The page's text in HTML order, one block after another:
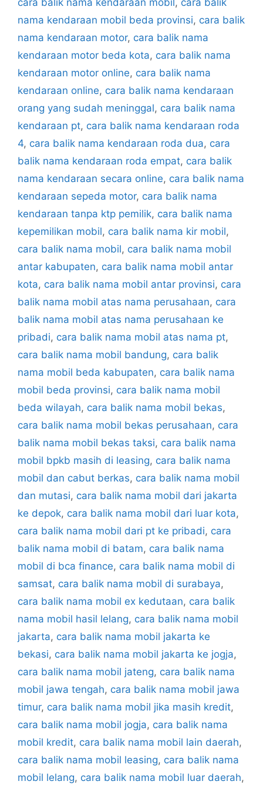
nama kendaraan mobil beda provinsi, cara balik
nama kendaraan motor, cara balik nama
kendaraan motor beda kota, cara balik nama
kendaraan motor online, cara balik nama
kendaraan online, cara balik nama kendaraan
orang yang sudah meninggal, cara balik nama
kendaraan pt, cara balik nama kendaraan roda
4, cara balik nama kendaraan roda dua, cara
balik nama kendaraan roda empat, cara balik
nama kendaraan secara online, cara balik nama
kendaraan sepeda motor, cara balik nama
kendaraan tanpa ktp pemilik, cara balik nama
kepemilikan mobil, cara balik nama kir mobil,
cara balik nama mobil, cara balik nama mobil
antar kabupaten, cara balik nama mobil antar
kota, cara balik nama mobil antar provinsi, cara
balik nama mobil atas nama perusahaan, cara
balik nama mobil atas nama perusahaan ke
pribadi, cara balik nama mobil atas nama pt,
cara balik nama mobil bandung, cara balik
nama mobil beda kabupaten, cara balik nama
mobil beda provinsi, cara balik nama mobil
beda wilayah, cara balik nama mobil bekas,
cara balik nama mobil bekas perusahaan, cara
balik nama mobil bekas taksi, cara balik nama
mobil bpkb masih di leasing, cara balik nama
mobil dan cabut berkas, cara balik nama mobil
dan mutasi, cara balik nama mobil dari jakarta
ke depok, cara balik nama mobil dari luar kota,
cara balik nama mobil dari pt ke pribadi, cara
balik nama mobil di batam, cara balik nama
mobil di bca finance, cara balik nama mobil di
samsat, cara balik nama mobil di surabaya,
cara balik nama mobil ex kedutaan, cara balik
nama mobil hasil lelang, cara balik nama mobil
jakarta, cara balik nama mobil jakarta ke
bekasi, cara balik nama mobil jakarta ke jogja,
cara balik nama mobil jateng, cara balik nama
mobil jawa tengah, cara balik nama mobil jawa
timur, cara balik nama mobil jika masih kredit,
cara balik nama mobil jogja, cara balik nama
mobil kredit, cara balik nama mobil lain daerah,
cara balik nama mobil leasing, cara balik nama
mobil lelang, cara balik nama mobil luar daerah,